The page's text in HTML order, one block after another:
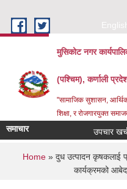
English
मुसिकोट नगर
(पश्चिम), कर्णाली
"सामाजिक सुशासन, आर्थिक
शिक्षा, र रोजगारयुक्त
समाचार उपचार खर्च
You are here
Home» दुध उत्पादन कृषकलाई
कार्यक्रमको